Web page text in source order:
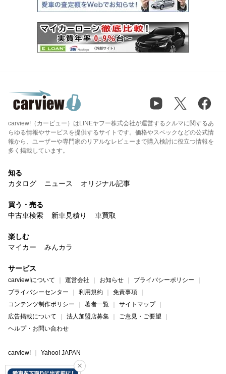
carview!（カービュー）はLINEヤフー株式会社が運営するクルマに関するあ
らゆる情報やサービスを提供するサイトです。価格やスペックなどの公式情
報から、ユーザーや専門家のリアルなレビューまで購入検討に役立つ情報を
多く掲載しています。
知る
カタログ
ニュース オリジナル記事
買う・売る
中古車検索
新車見積り 車買取
楽しむ
マイカー
みんカラ
サービス
carview!について 運営会社 お知らせ
プライバシーポリシー
プライバシーセンター
利用規約
免責事項
コンテンツ制作ポリシー
著者一覧
サイトマップ
広告掲載について
法人加盟店募集
ご意見・ご要望
ヘルプ・お問い合わせ
carview! Yahoo! JAPAN